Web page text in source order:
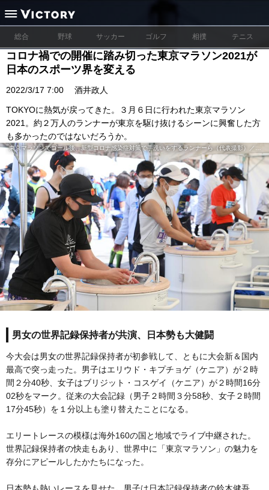
総合 野球 サッカー ゴルフ 相撲 テニス
コロナ禍での開催に踏み切った東京マラソン2021が
日本のスポーツ界を変える
2022/3/17 7:00 酒井政人
TOKYOに熱気が戻ってきた。３月６日に行われた東京マラソン
2021。約２万人のランナーが東京を駆け抜けるシーンに興奮した方
も多かったのではないだろうか。
東京マラソンでゴール後、新型コロナ感染症対策で手洗いをするランナーら（代表撮影）／共同通信
男女の世界記録保持者が共演、日本勢も大健闘
今大会は男女の世界記録保持者が初参戦して、ともに大会新＆国内
最高で突っ走った。男子はエリウド・キプチョゲ（ケニア）が２時
間２分40秒、女子はブリジット・コスゲイ（ケニア）が２時間16分
02秒をマーク。従来の大会記録（男子２時間３分58秒、女子２時間
17分45秒）を１分以上も塗り替えたことになる。
エリートレースの模様は海外160の国と地域でライブ中継された。
世界記録保持者の快走もあり、世界中に「東京マラソン」の魅力を
存分にアピールしたかたちになった。
日本勢も熱いレースを見せた。男子は日本記録保持者の鈴木健吾